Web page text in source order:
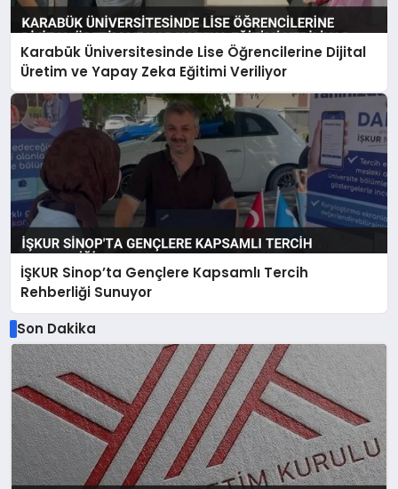
Karabük Üniversitesinde Lise Öğrencilerine Dijital
Üretim ve Yapay Zeka Eğitimi Veriliyor
İŞKUR Sinop’ta Gençlere Kapsamlı Tercih
Rehberliği Sunuyor
Son Dakika